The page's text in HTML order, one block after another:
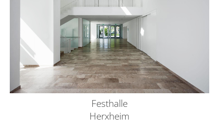
Festhalle
Herxheim